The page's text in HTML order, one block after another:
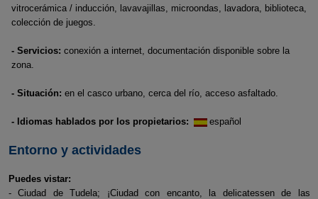
vitrocerámica / inducción, lavavajillas, microondas, lavadora, biblioteca,
colección de juegos.
- Servicios: conexión a internet, documentación disponible sobre la
zona.
- Situación: en el casco urbano, cerca del río, acceso asfaltado.
- Idiomas hablados por los propietarios: español
Entorno y actividades
Puedes vistar:
- Ciudad de Tudela; ¡Ciudad con encanto, la delicatessen de las